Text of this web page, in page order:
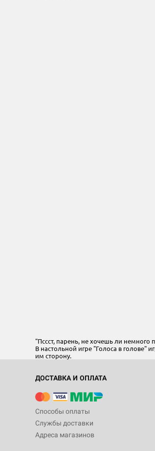
"Пссст, парень, не хочешь ли немного
В настольной игре "Голоса в голове"
им сторону.
ДОСТАВКА И ОПЛАТА
Способы оплаты
Службы доставки
Адреса магазинов